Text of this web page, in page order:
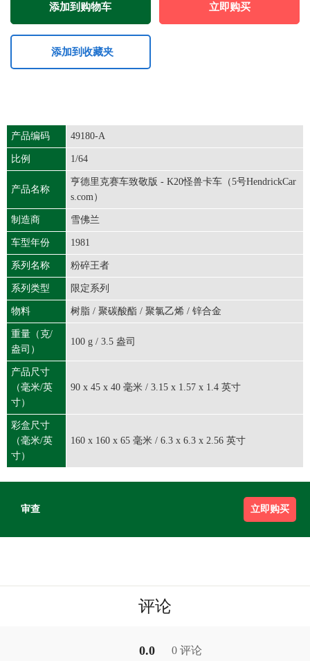
添加到购物车 立即购买
添加到收藏夹
产品编码 49180-A
比例 1/64
产品名称
亨德里克赛车致敬版 - K20怪兽卡车（5号HendrickCar
s.com）
制造商 雪佛兰
车型年份 1981
系列名称 粉碎王者
系列类型 限定系列
物料 树脂 / 聚碳酸酯 / 聚氯乙烯 / 锌合金
重量（克/
盎司）
100 g / 3.5 盎司
产品尺寸
（毫米/英
寸）
90 x 45 x 40 毫米 / 3.15 x 1.57 x 1.4 英寸
彩盒尺寸
（毫米/英
寸）
160 x 160 x 65 毫米 / 6.3 x 6.3 x 2.56 英寸
审查 立即购买
评论
0.0 0 评论